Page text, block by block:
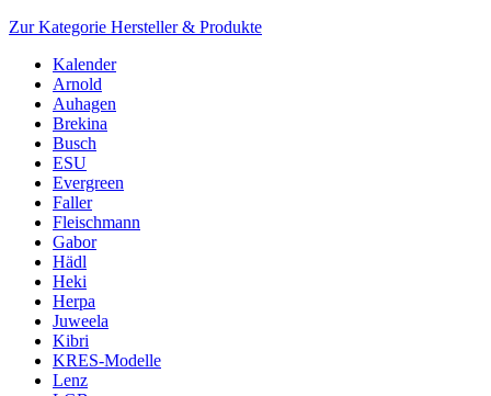
Zur Kategorie Hersteller & Produkte
Kalender
Arnold
Auhagen
Brekina
Busch
ESU
Evergreen
Faller
Fleischmann
Gabor
Hädl
Heki
Herpa
Juweela
Kibri
KRES-Modelle
Lenz